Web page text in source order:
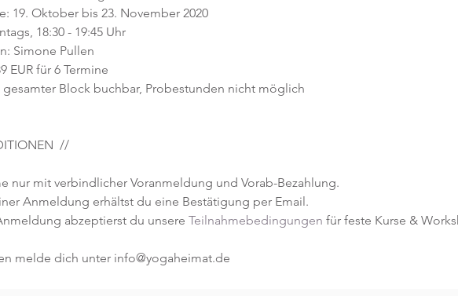
19. Oktober bis 23. November 2020
18:30 - 19:45 Uhr
Simone Pullen
EUR für 6 Termine
Block buchbar, Probestunden nicht möglich
//
nur mit verbindlicher Voranmeldung und Vorab-Bezahlung.
Anmeldung erhältst du eine Bestätigung per Email.
abzeptierst du unsere Teilnahmebedingungen für feste Kurse &
melde dich unter info@yogaheimat.de